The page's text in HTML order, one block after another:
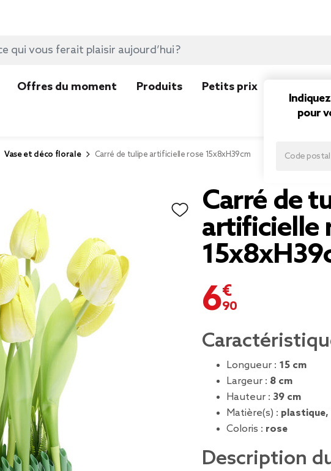
pour
Offres du moment Produits Petits prix
Vase et déco florale Carré de tulipe artificielle rose 15x8xH39cm
Carré de
artificielle
6,90 €
Longueur : 15 cm
Largeur : 8 cm
Hauteur : 39 cm
Matière(s) :
Coloris : rose
Description